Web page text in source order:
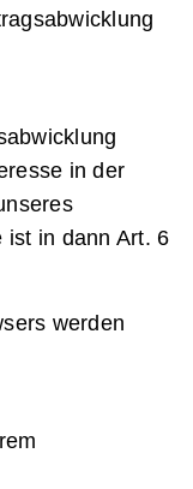
in der
ist in dann Art. 6
werden